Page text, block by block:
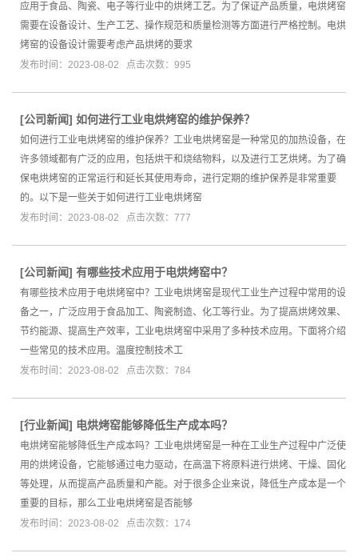
应用于食品、陶瓷、电子等行业中的烘烤工艺。为了保证产品质量，电烘烤窑
需要在设备设计、生产工艺、操作规范和质量检测等方面进行严格控制。电烘
烤窑的设备设计需要考虑产品烘烤的要求
发布时间：2023-08-02 点击次数：995
[公司新闻] 如何进行工业电烘烤窑的维护保养？
如何进行工业电烘烤窑的维护保养？工业电烘烤窑是一种常见的加热设备，在
许多领域都有广泛的应用，包括烘干和烧结物料，以及进行工艺烘烤。为了确
保电烘烤窑的正常运行和延长其使用寿命，进行定期的维护保养是非常重要
的。以下是一些关于如何进行工业电烘烤窑
发布时间：2023-08-02 点击次数：777
[公司新闻] 有哪些技术应用于电烘烤窑中？
有哪些技术应用于电烘烤窑中？工业电烘烤窑是现代工业生产过程中常用的设
备之一，广泛应用于食品加工、陶瓷制造、化工等行业。为了提高烘烤效果、
节约能源、提高生产效率，工业电烘烤窑中采用了多种技术应用。下面将介绍
一些常见的技术应用。温度控制技术工
发布时间：2023-08-02 点击次数：784
[行业新闻] 电烘烤窑能够降低生产成本吗？
电烘烤窑能够降低生产成本吗？工业电烘烤窑是一种在工业生产过程中广泛使
用的烘烤设备，它能够通过电力驱动，在高温下将原料进行烘烤、干燥、固化
等处理，从而提高产品质量和产能。对于很多企业来说，降低生产成本是一个
重要的目标，那么工业电烘烤窑是否能够
发布时间：2023-08-02 点击次数：174